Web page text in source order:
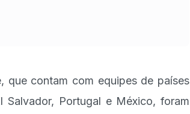
que contam com equipes de países
Salvador, Portugal e México, foram